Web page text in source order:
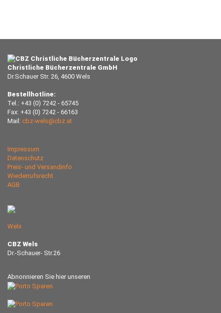
Christliche Bücherzentrale GmbH
Dr.Schauer Str. 26, 4600 Wels
Bestellhotline:
Tel.: +43 (0) 7242 - 65745
Fax: +43 (0) 7242 - 66163
Mail: cbz-wels@cbz.at
Impressum
Datenschutz
Preis- und Versandinfo
Wiederrufsrecht
AGB
Wels
CBZ Wels
Dr.-Schauer- Str.26
Abnonnieren Sie hier unseren